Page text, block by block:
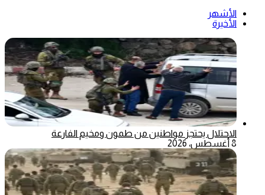
الأشهر
الأخيرة
الاحتلال يحتجز مواطنين من طمون ومخيم الفارعة
8 أغسطس، 2026